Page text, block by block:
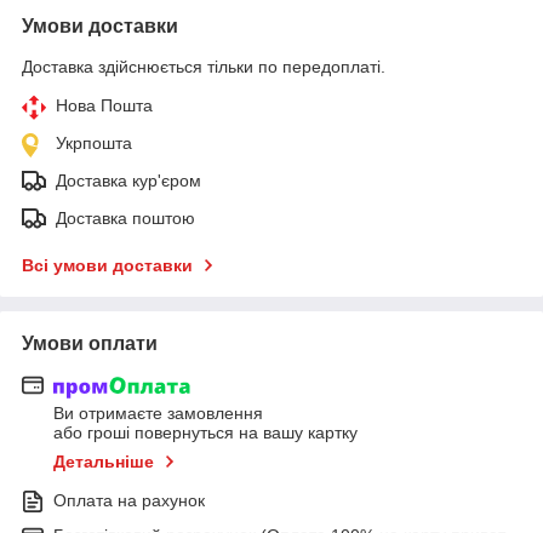
Умови доставки
Доставка здійснюється тільки по передоплаті.
Нова Пошта
Укрпошта
Доставка кур'єром
Доставка поштою
Всі умови доставки
Умови оплати
Ви отримаєте замовлення
або гроші повернуться на вашу картку
Детальніше
Оплата на рахунок